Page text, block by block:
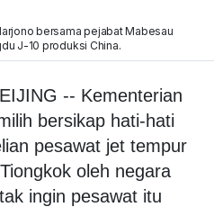
bersama pejabat Mabesau
J-10 produksi China.
-- Kementerian
bersikap hati-hati
pesawat jet tempur
oleh negara
ingin pesawat itu